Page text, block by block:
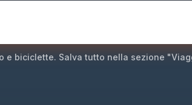
e biciclette. Salva tutto nella sezione